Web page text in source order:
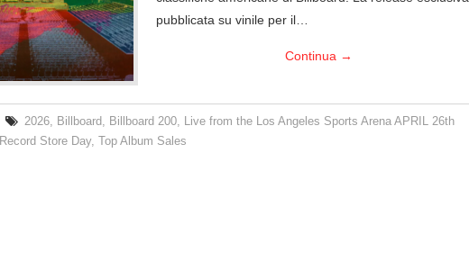
pubblicata su vinile per il…
Continua →
2026 Billboard Billboard 200
Live from the Los Angeles Sports Arena APRIL 26th
Record Store Day, Top Album Sales